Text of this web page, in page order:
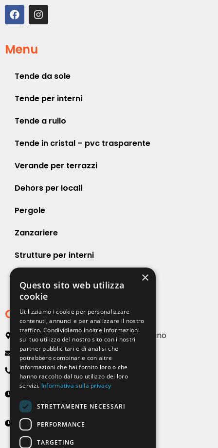
Menu
Tende da sole
Tende per interni
Tende a rullo
Tende in cristal – pvc trasparente
Verande per terrazzi
Dehors per locali
Pergole
Zanzariere
Strutture per interni
Contatti
Via Emilia, 13 20090 Buccinasco – Milano
info@solartendemilano.it
+ 39 0239 931 187
Lunedì-Venerdì
8:30 - 12:30 e 14:00 - 18:00
Sabato
9:00 - 12:00 (solo su appuntamento)
×
Questo sito web utilizza
cookie
Utilizziamo i cookie per personalizzare
contenuti, annunci e per analizzare il nostro
traffico. Condividiamo inoltre informazioni
sul tuo utilizzo del nostro sito con i nostri
partner pubblicitari e di analisi che
potrebbero combinarle con altre
informazioni che hai fornito loro o che
hanno raccolto dal tuo utilizzo dei loro
servizi. Informativa sulla privacy
STRETTAMENTE NECESSARI
PERFORMANCE
TARGETING